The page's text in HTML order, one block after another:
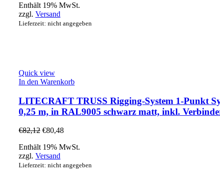
Enthält 19% MwSt.
zzgl. Versand
Lieferzeit: nicht angegeben
Quick view
In den Warenkorb
LITECRAFT TRUSS Rigging-System 1-Punkt
0,25 m, in RAL9005 schwarz matt, inkl.
€82,12 €80,48
Enthält 19% MwSt.
zzgl. Versand
Lieferzeit: nicht angegeben